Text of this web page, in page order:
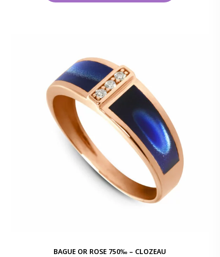
BAGUE OR ROSE 750‰ – CLOZEAU